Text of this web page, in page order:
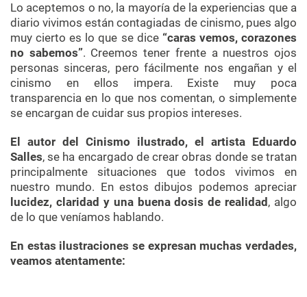
Lo aceptemos o no, la mayoría de la experiencias que a
diario vivimos están contagiadas de cinismo, pues algo
muy cierto es lo que se dice “caras vemos, corazones
no sabemos”. Creemos tener frente a nuestros ojos
personas sinceras, pero fácilmente nos engañan y el
cinismo en ellos impera. Existe muy poca
transparencia en lo que nos comentan, o simplemente
se encargan de cuidar sus propios intereses.
El autor del Cinismo ilustrado, el artista Eduardo
Salles, se ha encargado de crear obras donde se tratan
principalmente situaciones que todos vivimos en
nuestro mundo. En estos dibujos podemos apreciar
lucidez, claridad y una buena dosis de realidad , algo
de lo que veníamos hablando.
En estas ilustraciones se expresan muchas verdades,
veamos atentamente: